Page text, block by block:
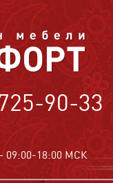
90-33
09:00-18:00 МСК